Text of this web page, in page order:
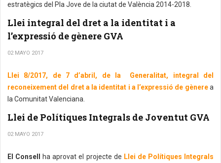
estratègics del Pla Jove de la ciutat de València 2014-2018.
Llei integral del dret a la identitat i a
l’expressió de gènere GVA
02 MAYO 2017
Llei 8/2017, de 7 d’abril, de la Generalitat, integral del
reconeixement del dret a la identitat i a l’expressió de gènerea
la Comunitat Valenciana.
Llei de Polítiques Integrals de Joventut GVA
02 MAYO 2017
El Consell ha aprovat el projecte de Llei de Polítiques Integrals